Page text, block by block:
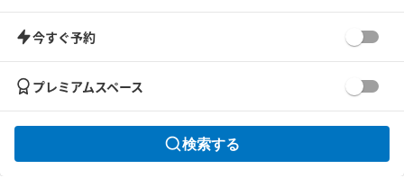
今すぐ予約
プレミアムスペース
検索する